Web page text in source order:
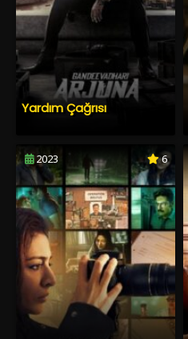
Yardım Çağrısı
2023 6